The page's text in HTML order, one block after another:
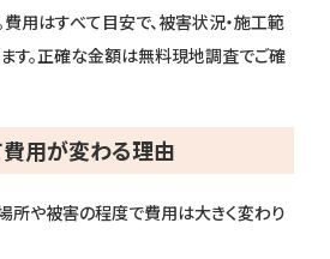
用はすべて目安で、被害状況・施工範
す。正確な金額は無料現地調査でご確
用が変わる理由
所や被害の程度で費用は大きく変わり